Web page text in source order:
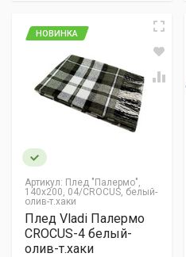
Артикул: Плед "Палермо",
140х200, 04/CROCUS, белый-
олив-т.хаки
НОВИНКА
Плед Vladi Палермо
CROCUS-4 белый-
олив-т.хаки